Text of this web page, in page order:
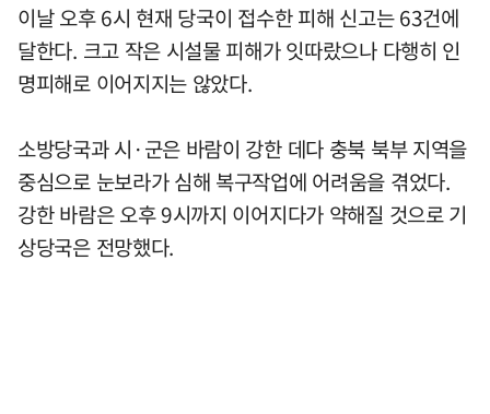
이날 오후 6시 현재 당국이 접수한 피해 신고는 63건에
달한다. 크고 작은 시설물 피해가 잇따랐으나 다행히 인
명피해로 이어지지는 않았다.
소방당국과 시·군은 바람이 강한 데다 충북 북부 지역을
중심으로 눈보라가 심해 복구작업에 어려움을 겪었다.
강한 바람은 오후 9시까지 이어지다가 약해질 것으로 기
상당국은 전망했다.